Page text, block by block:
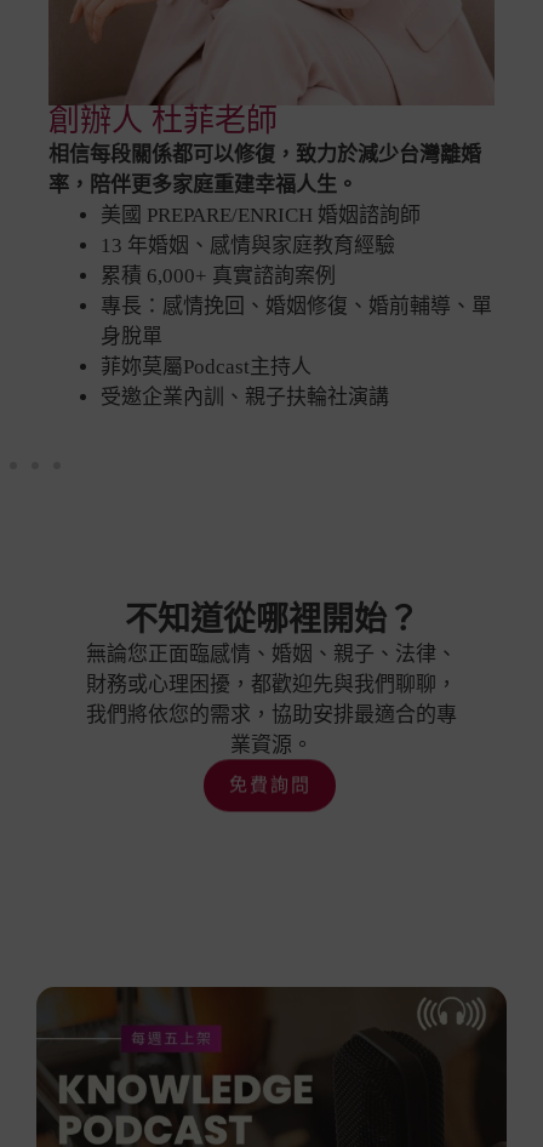
創辦人 杜菲老師
相信每段關係都可以修復，致力於減少台灣離婚
率，陪伴更多家庭重建幸福人生。
美國 PREPARE/ENRICH 婚姻諮詢師
13 年婚姻、感情與家庭教育經驗
累積 6,000+ 真實諮詢案例
專長：感情挽回、婚姻修復、婚前輔導、單
身脫單
菲妳莫屬Podcast主持人
受邀企業內訓、親子扶輪社演講
不知道從哪裡開始？
無論您正面臨感情、婚姻、親子、法律、
財務或心理困擾，都歡迎先與我們聊聊，
我們將依您的需求，協助安排最適合的專
業資源。
免費詢問